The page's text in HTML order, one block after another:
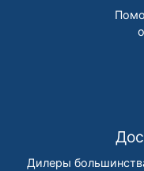
Дилеры